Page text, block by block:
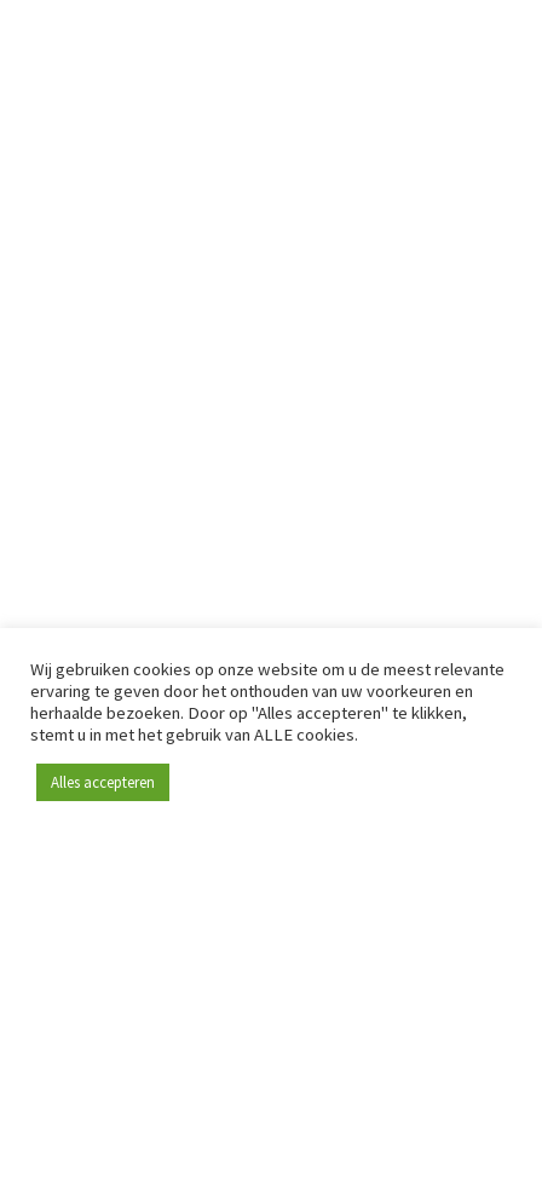
Wij gebruiken cookies op onze website om u de meest relevante
ervaring te geven door het onthouden van uw voorkeuren en
herhaalde bezoeken. Door op "Alles accepteren" te klikken,
stemt u in met het gebruik van ALLE cookies.
Alles accepteren